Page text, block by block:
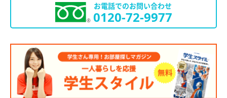
お電話でのお問い合わせ
0120-72-9977